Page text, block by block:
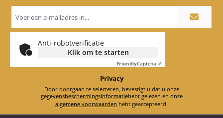
mailadres
*
Anti-robotverificatie
Klik om te starten
FriendlyCaptcha ⇗
Privacy
Door doorgaan te selecteren, bevestigt u dat u onze
gegevensbeschermingsinformatie
hebt gelezen en onze
algemene voorwaarden hebt geaccepteerd.